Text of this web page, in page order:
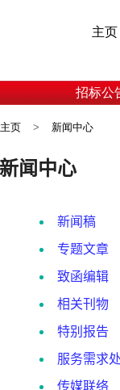
主页
招标公
主页 > 新闻中心